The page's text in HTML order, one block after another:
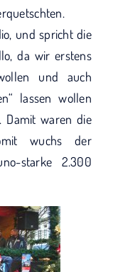
und spricht die
da wir erstens
und auch
lassen wollen
Damit waren die
wuchs der
starke 2.300